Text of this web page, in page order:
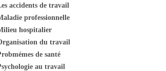
accidents de travail
professionnelle
hospitalier
du travail
de santé
au travail